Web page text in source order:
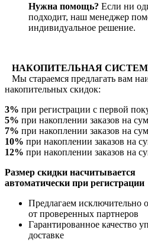
Нужна помощь? Если ни
подходит, наш менеджер
индивидуальное решение.
НАКОПИТЕЛЬНАЯ
Мы стараемся предлагать вам
накопительных скидок:
3% при регистрации с первой
5% при накоплении заказов на
7% при накоплении заказов на
10% при накоплении заказов на
12% при накоплении заказов на
Размер скидки насчитывается
автоматически при регистрации
Предлагаем
от проверенных партнеров
Гарантированное качество
доставке